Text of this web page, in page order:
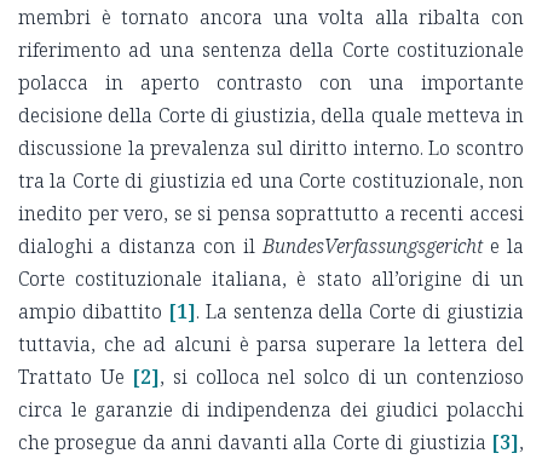
membri è tornato ancora una volta alla ribalta con
riferimento ad una sentenza della Corte costituzionale
polacca in aperto contrasto con una importante
decisione della Corte di giustizia, della quale metteva in
discussione la prevalenza sul diritto interno. Lo scontro
tra la Corte di giustizia ed una Corte costituzionale, non
inedito per vero, se si pensa soprattutto a recenti accesi
dialoghi a distanza con ilBundesVerfassungsgerichte la
Corte costituzionale italiana, è stato all’origine di un
ampio dibattito [1]. La sentenza della Corte di giustizia
tuttavia, che ad alcuni è parsa superare la lettera del
Trattato Ue [2], si colloca nel solco di un contenzioso
circa le garanzie di indipendenza dei giudici polacchi
che prosegue da anni davanti alla Corte di giustizia [3],